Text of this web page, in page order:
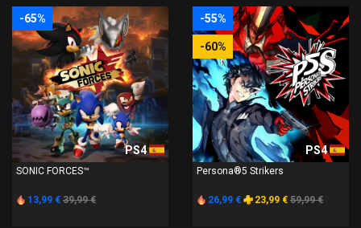
-65%
PS4
SONIC FORCES™
13,99 € 39,99 €
-55%
-60%
PS4
Persona®5 Strikers
26,99 € 23,99 € 59,99 €